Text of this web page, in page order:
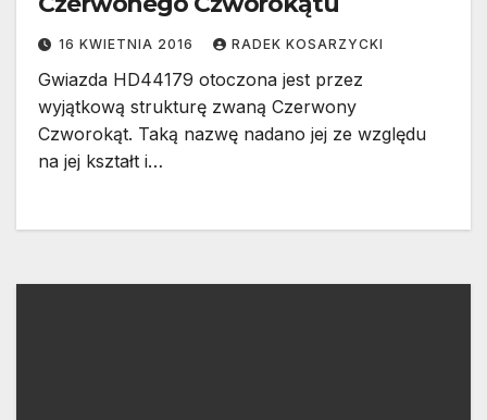
16 KWIETNIA 2016 RADEK KOSARZYCKI
Gwiazda HD44179 otoczona jest przez
wyjątkową strukturę zwaną Czerwony
Czworokąt. Taką nazwę nadano jej ze względu
na jej kształt i…